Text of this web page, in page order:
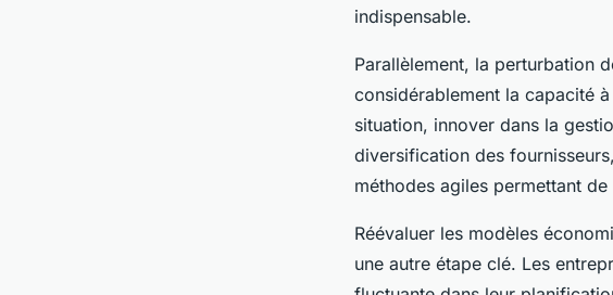
indispensable.
Parallèlement, la perturbation
considérablement la capacité
situation, innover dans la
diversification des
méthodes agiles permettant
Réévaluer les modèles
une autre étape clé. Les